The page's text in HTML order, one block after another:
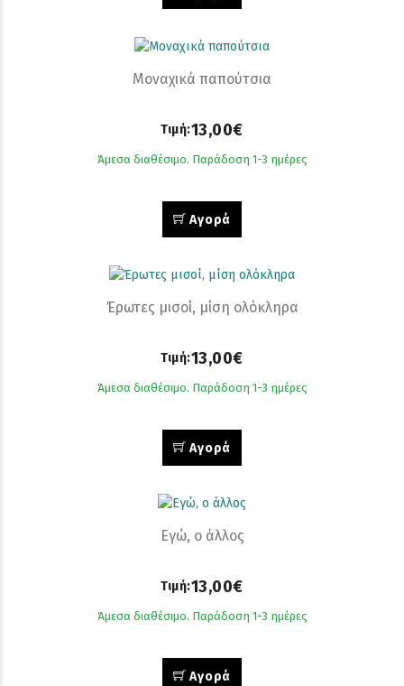
Μοναχικά παπούτσια
Τιμή:13,00€
Άμεσα διαθέσιμο. Παράδοση 1-3 ημέρες
Αγορά
Έρωτες μισοί, μίση ολόκληρα
Τιμή:13,00€
Άμεσα διαθέσιμο. Παράδοση 1-3 ημέρες
Αγορά
Εγώ, ο άλλος
Τιμή:13,00€
Άμεσα διαθέσιμο. Παράδοση 1-3 ημέρες
Αγορά